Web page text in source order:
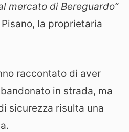
mercato di Bereguardo”
la proprietaria
raccontato di aver
in strada, ma
sicurezza risulta una